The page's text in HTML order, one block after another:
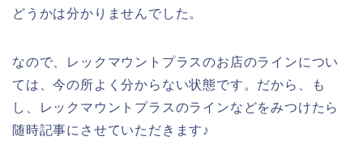
どうかは分かりませんでした。
なので、レックマウントプラスのお店のラインについ
ては、今の所よく分からない状態です。だから、も
し、レックマウントプラスのラインなどをみつけたら
随時記事にさせていただきます♪